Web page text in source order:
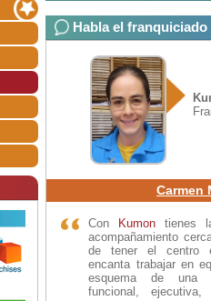
Habla el franquiciado
Carmen
Con Kumon tienes
acompañamiento
de tener el centro
encanta trabajar en
esquema de una
funcional,